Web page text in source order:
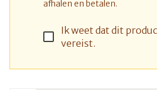
afhalen en betalen.
Ik weet dat dit
vereist.